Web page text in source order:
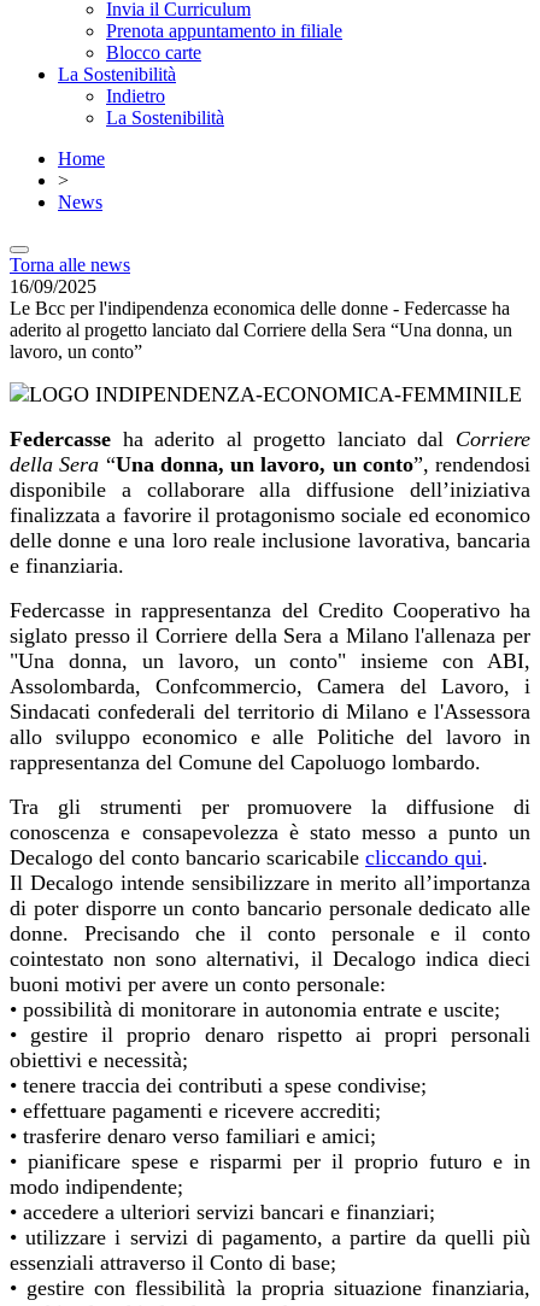
Invia il Curriculum
Prenota appuntamento in filiale
Blocco carte
La Sostenibilità
Indietro
La Sostenibilità
Home
>
News
Torna alle news
16/09/2025
Le Bcc per l'indipendenza economica delle donne - Federcasse ha
aderito al progetto lanciato dal Corriere della Sera “Una donna, un
lavoro, un conto”
Federcasse ha aderito al progetto lanciato dal Corriere
della Sera “Una donna, un lavoro, un conto”, rendendosi
disponibile a collaborare alla diffusione dell’iniziativa
finalizzata a favorire il protagonismo sociale ed economico
delle donne e una loro reale inclusione lavorativa, bancaria
e finanziaria.
Federcasse in rappresentanza del Credito Cooperativo ha
siglato presso il Corriere della Sera a Milano l'allenaza per
"Una donna, un lavoro, un conto" insieme con ABI,
Assolombarda, Confcommercio, Camera del Lavoro, i
Sindacati confederali del territorio di Milano e l'Assessora
allo sviluppo economico e alle Politiche del lavoro in
rappresentanza del Comune del Capoluogo lombardo.
Tra gli strumenti per promuovere la diffusione di
conoscenza e consapevolezza è stato messo a punto un
Decalogo del conto bancario scaricabile cliccando qui.
Il Decalogo intende sensibilizzare in merito all’importanza
di poter disporre un conto bancario personale dedicato alle
donne. Precisando che il conto personale e il conto
cointestato non sono alternativi, il Decalogo indica dieci
buoni motivi per avere un conto personale:
• possibilità di monitorare in autonomia entrate e uscite;
• gestire il proprio denaro rispetto ai propri personali
obiettivi e necessità;
• tenere traccia dei contributi a spese condivise;
• effettuare pagamenti e ricevere accrediti;
• trasferire denaro verso familiari e amici;
• pianificare spese e risparmi per il proprio futuro e in
modo indipendente;
• accedere a ulteriori servizi bancari e finanziari;
• utilizzare i servizi di pagamento, a partire da quelli più
essenziali attraverso il Conto di base;
• gestire con flessibilità la propria situazione finanziaria,